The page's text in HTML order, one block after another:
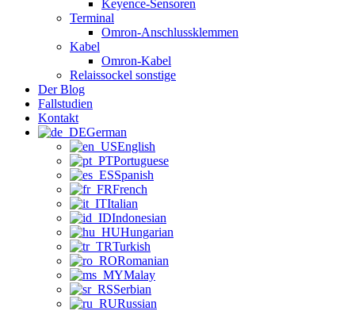
Keyence-Sensoren
Terminal
Omron-Anschlussklemmen
Kabel
Omron-Kabel
Relaissockel sonstige
Der Blog
Fallstudien
Kontakt
German
English
Portuguese
Spanish
French
Italian
Indonesian
Hungarian
Turkish
Romanian
Malay
Serbian
Russian